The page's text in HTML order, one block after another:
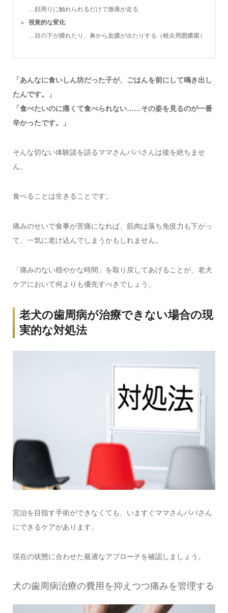
…顔周りに触れられるだけで激痛が走る
視覚的な変化
…目の下が腫れたり、鼻から血膿が出たりする（根尖周囲膿瘍）
「あんなに食いしん坊だった子が、ごはんを前にして鳴き出し
たんです。」
「食べたいのに痛くて食べられない……その姿を見るのが一番
辛かったです。」
そんな切ない体験談を語るママさんパパさんは後を絶ちませ
ん。
食べることは生きることです。
痛みのせいで食事が苦痛になれば、筋肉は落ち免疫力も下がっ
て、一気に老け込んでしまうかもしれません。
「痛みのない穏やかな時間」を取り戻してあげることが、老犬
ケアにおいて何よりも優先すべきでしょう。
老犬の歯周病が治療できない場合の現
実的な対処法
完治を目指す手術ができなくても、いますぐママさんパパさん
にできるケアがあります。
現在の状態に合わせた最適なアプローチを確認しましょう。
犬の歯周病治療の費用を抑えつつ痛みを管理する